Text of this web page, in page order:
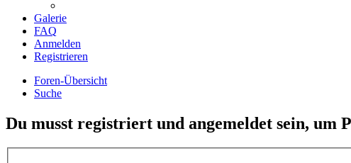
Galerie
FAQ
Anmelden
Registrieren
Foren-Übersicht
Suche
Du musst registriert und angemeldet sein, um